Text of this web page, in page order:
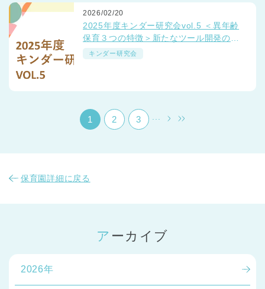
千葉県 千葉県 全域
2026/02/20
2025年度キンダー研究会vol.5 ＜異年齢
保育３つの特徴＞新たなツール開発の取
り組み
キンダー研究会
1 2 3
保育園詳細に戻る
アーカイブ
2026年